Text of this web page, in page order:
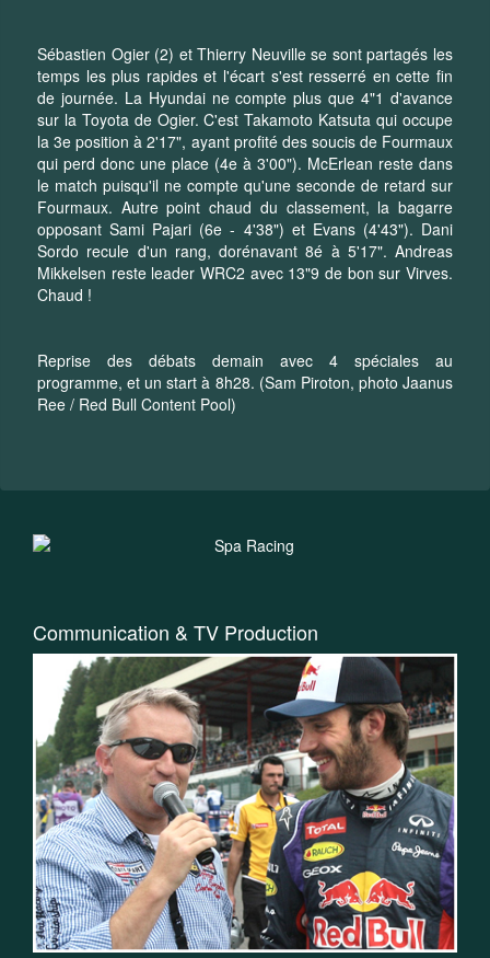
Sébastien Ogier (2) et Thierry Neuville se sont partagés les
temps les plus rapides et l'écart s'est resserré en cette fin
de journée. La Hyundai ne compte plus que 4"1 d'avance
sur la Toyota de Ogier. C'est Takamoto Katsuta qui occupe
la 3e position à 2'17", ayant profité des soucis de Fourmaux
qui perd donc une place (4e à 3'00"). McErlean reste dans
le match puisqu'il ne compte qu'une seconde de retard sur
Fourmaux. Autre point chaud du classement, la bagarre
opposant Sami Pajari (6e - 4'38") et Evans (4'43"). Dani
Sordo recule d'un rang, dorénavant 8é à 5'17". Andreas
Mikkelsen reste leader WRC2 avec 13"9 de bon sur Virves.
Chaud !
Reprise des débats demain avec 4 spéciales au
programme, et un start à 8h28. (Sam Piroton, photo Jaanus
Ree / Red Bull Content Pool)
Communication & TV Production